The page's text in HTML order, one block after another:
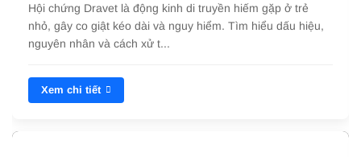
Hội chứng Dravet là động kinh di truyền hiếm gặp ở trẻ
nhỏ, gây co giật kéo dài và nguy hiểm. Tìm hiểu dấu hiệu,
nguyên nhân và cách xử t...
Xem chi tiết